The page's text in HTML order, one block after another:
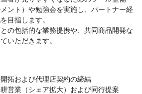
ント）や勉強会を実施し、パートナー経
目指します。
の包括的な業務提携や、共同商品開発な
いただきます。
拓および代理店契約の締結
営業（シェア拡大）および同行提案